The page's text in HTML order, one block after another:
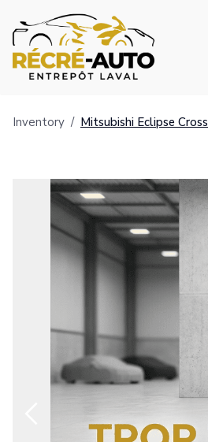
Inventory / Mitsubishi Eclipse Cross